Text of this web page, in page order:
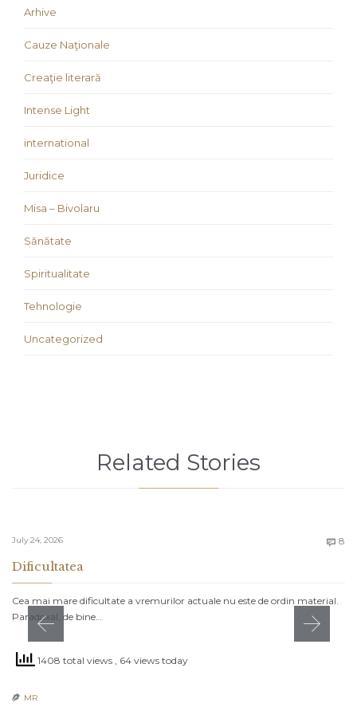
Arhive
Cauze Naţionale
Creaţie literară
Intense Light
international
Juridice
Misa – Bivolaru
Sănătate
Spiritualitate
Tehnologie
Uncategorized
Related Stories
July 24, 2026  8
Dificultatea
Cea mai mare dificultate a vremurilor actuale nu este de ordin material.
Paradoxal, de bine…
1408 total views , 64 views today
 MR